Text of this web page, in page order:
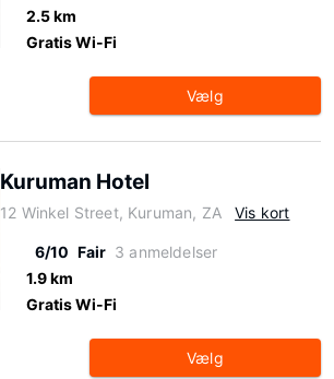
2.5 km
Gratis Wi-Fi
Vælg
Kuruman Hotel
12 Winkel Street, Kuruman, ZA Vis kort
6/10 Fair 3 anmeldelser
1.9 km
Gratis Wi-Fi
Vælg